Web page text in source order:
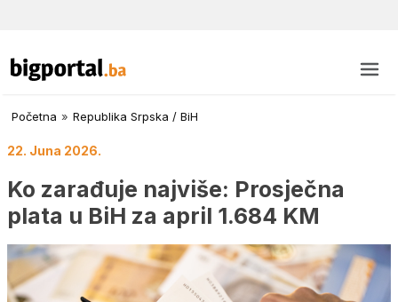
Početna » Republika Srpska / BiH
22. Juna 2026.
Ko zarađuje najviše: Prosječna
plata u BiH za april 1.684 KM